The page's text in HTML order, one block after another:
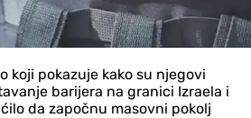
koji pokazuje kako su njegovi
barijera na granici Izraela i
da započnu masovni pokolj